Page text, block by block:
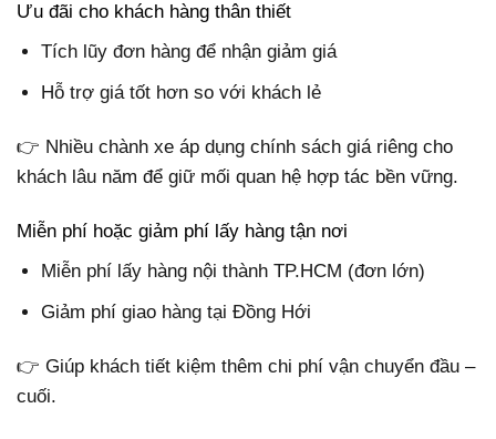
Ưu đãi cho khách hàng thân thiết
Tích lũy đơn hàng để nhận giảm giá
Hỗ trợ giá tốt hơn so với khách lẻ
👉 Nhiều chành xe áp dụng chính sách giá riêng cho
khách lâu năm để giữ mối quan hệ hợp tác bền vững.
Miễn phí hoặc giảm phí lấy hàng tận nơi
Miễn phí lấy hàng nội thành TP.HCM (đơn lớn)
Giảm phí giao hàng tại Đồng Hới
👉 Giúp khách tiết kiệm thêm chi phí vận chuyển đầu –
cuối.